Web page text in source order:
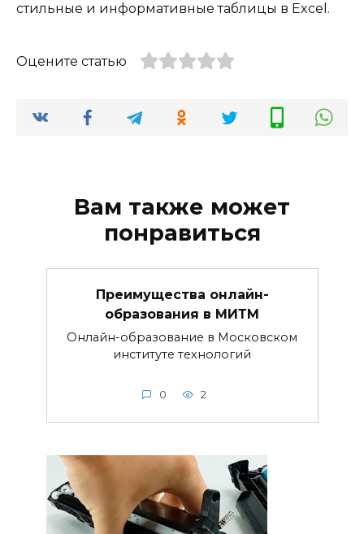
стильные и информативные таблицы в Excel.
Оцените статью
Вам также может
понравиться
Преимущества онлайн-
образования в МИТМ
Онлайн-образование в Московском
институте технологий
0 2